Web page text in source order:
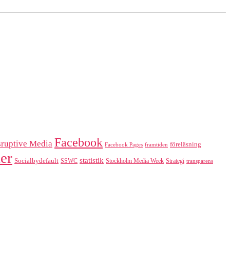
Media Facebook Facebook Pages framtiden föreläsning
Socialbydefault SSWC statistik Stockholm Media Week Strategi transparens